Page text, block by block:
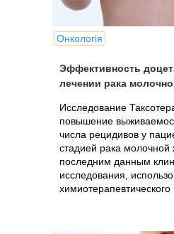
Онкологія
Эффективность
лечении рака
Исследование
повышение
числа рецидивов у
стадией рака
последним данным
исследования,
химиотерапевтического